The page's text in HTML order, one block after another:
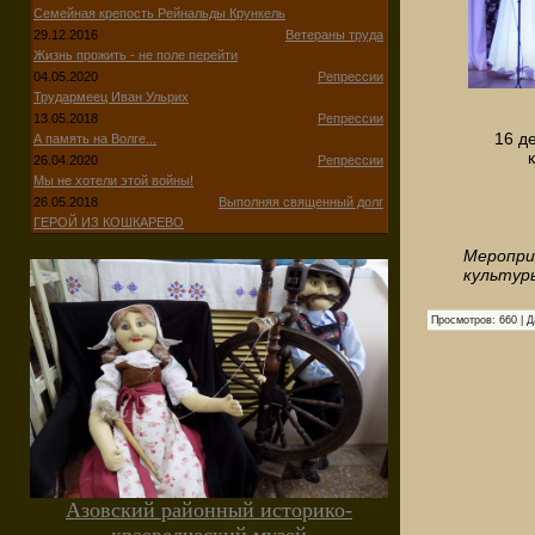
Семейная крепость Рейнальды Крункель
29.12.2016
Ветераны труда
Жизнь прожить - не поле перейти
04.05.2020
Репрессии
Трудармеец Иван Ульрих
13.05.2018
Репрессии
А память на Волге...
26.04.2020
Репрессии
Мы не хотели этой войны!
26.05.2018
Выполняя священный долг
ГЕРОЙ ИЗ КОШКАРЕВО
Азовский районный историко-
16
Просмотров: 660